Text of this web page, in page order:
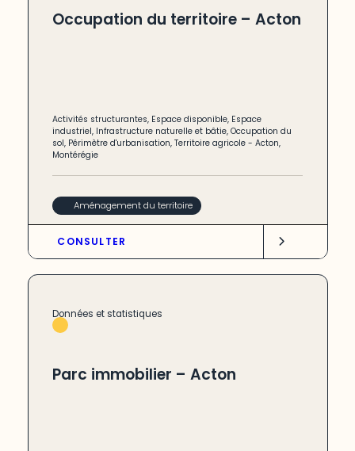
Occupation du territoire – Acton
Activités structurantes, Espace disponible, Espace
industriel, Infrastructure naturelle et bâtie,Occupation du
sol, Périmètre d'urbanisation,Territoire agricole -Acton,
Montérégie
Aménagement du territoire
CONSULTER
Données et statistiques
Parc immobilier – Acton